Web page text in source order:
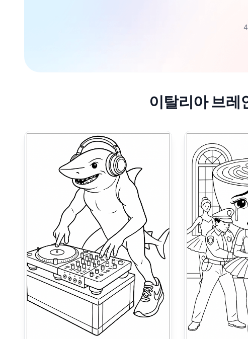
이탈리아 브레